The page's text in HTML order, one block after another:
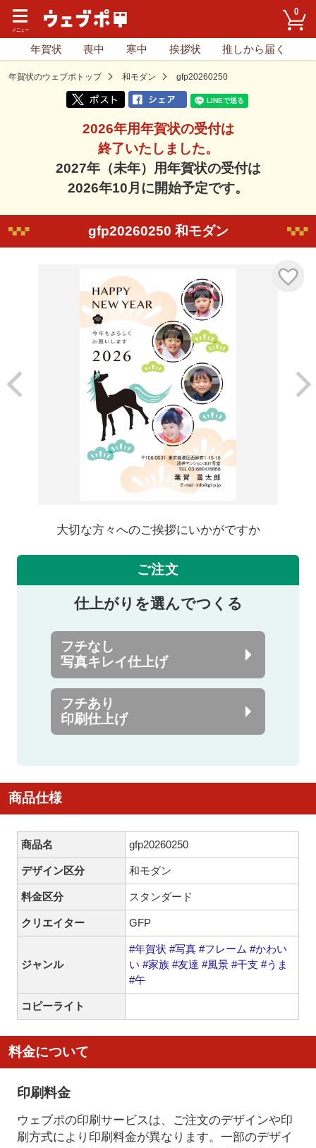
0
年賀状 喪中 寒中 挨拶状 推しから届く
年賀状のウェブポトップ 和モダン gfp20260250
2026年用年賀状の受付は
終了いたしました。
2027年（未年）用年賀状の受付は
2026年10月に開始予定です。
gfp20260250 和モダン
大切な方々へのご挨拶にいかがですか
ご注文
仕上がりを選んでつくる
フチなし
写真キレイ仕上げ
フチあり
印刷仕上げ
商品仕様
商品名 gfp20260250
デザイン区分 和モダン
料金区分 スタンダード
クリエイター GFP
ジャンル
#年賀状 #写真 #フレーム #かわい
い #家族 #友達 #風景 #干支 #うま
#午
コピーライト
料金について
印刷料金
ウェブポの印刷サービスは、ご注文のデザインや印
刷方式により印刷料金が異なります。一部のデザイ